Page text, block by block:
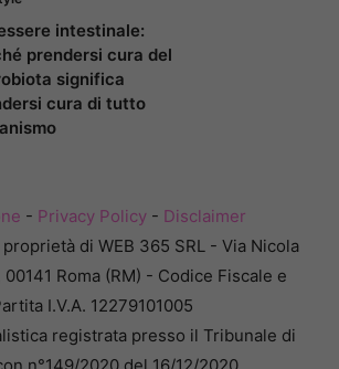
intestinale:
prendersi cura del
significa
cura di tutto
- Privacy Policy- Disclaimer
di WEB 365 SRL - Via Nicola
00141 Roma (RM) - Codice Fiscale e
I.V.A. 12279101005
registrata presso il Tribunale di